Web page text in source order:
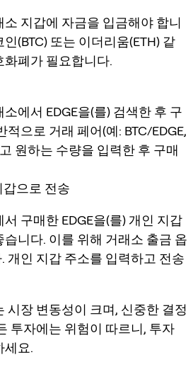
지갑에 자금을 입금해야 합니
(BTC) 또는 이더리움(ETH) 같
화폐가 필요합니다.
에서 EDGE을(를) 검색한 후 구
적으로 거래 페어(예: BTC/EDGE,
원하는 수량을 입력한 후 구매
갑으로 전송
구매한 EDGE을(를) 개인 지갑
습니다. 이를 위해 거래소 출금 옵
개인 지갑 주소를 입력하고 전송
시장 변동성이 크며, 신중한 결정
투자에는 위험이 따르니, 투자
세요.